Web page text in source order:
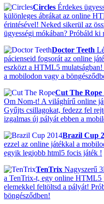
Circles Érdekes
különleges ábrákat az online
érintésével! Neked sikerül az
ügyességi mókában? Próbáld
Doctor Teeth
pácienseid fogsorát az online
eszközt a HTML5
a mobilodon vagy a
Cut The Rope
Om Nom-t! A világhírű online
Gyűjts csillagokat, fedezz fel
izgalmas új pályát ebben a
Brazil Cup
ezzel az online játékkal a
egyik legjobb html5 focis játék !
TenTrix Nagyszerű
a TenTrix-t, egy online HTML5
elemekkel feltöltsd a pályát!
böngésződben!